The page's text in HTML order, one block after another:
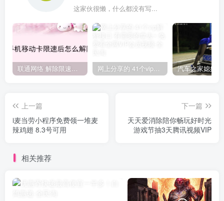
这家伙很懒，什么都没有写...
联通网络 解除限速方法参考！畅享、畅玩、老白干等及其它地区自测了 网上分享的 41个vip解析接口 有需要的拿去~ 免费看全网VIP会员视频
上一篇
i麦当劳小程序免费领一堆麦
辣鸡翅 8.3号可用
下一篇
天天爱消除陪你畅玩好时光
游戏节抽3天腾讯视频VIP
相关推荐